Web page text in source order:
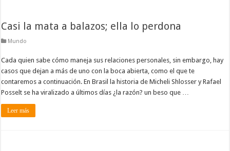
Casi la mata a balazos; ella lo perdona
Mundo
Cada quien sabe cómo maneja sus relaciones personales, sin embargo, hay
casos que dejan a más de uno con la boca abierta, como el que te
contaremos a continuación. En Brasil la historia de Micheli Shlosser y Rafael
Posselt se ha viralizado a últimos días ¿la razón? un beso que …
Leer más